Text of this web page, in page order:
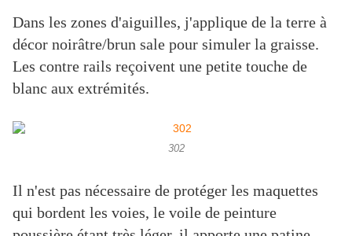
Dans les zones d'aiguilles, j'applique de la terre à
décor noirâtre/brun sale pour simuler la graisse.
Les contre rails reçoivent une petite touche de
blanc aux extrémités.
302
Il n'est pas nécessaire de protéger les maquettes
qui bordent les voies, le voile de peinture